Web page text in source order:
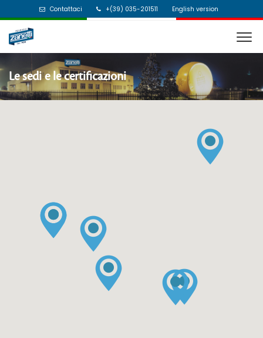
Contattaci +(39) 035-201511 English version
Le sedi e le certificazioni